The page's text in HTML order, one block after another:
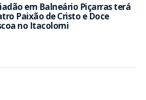
em Balneário Piçarras terá
Paixão de Cristo e Doce
no Itacolomi